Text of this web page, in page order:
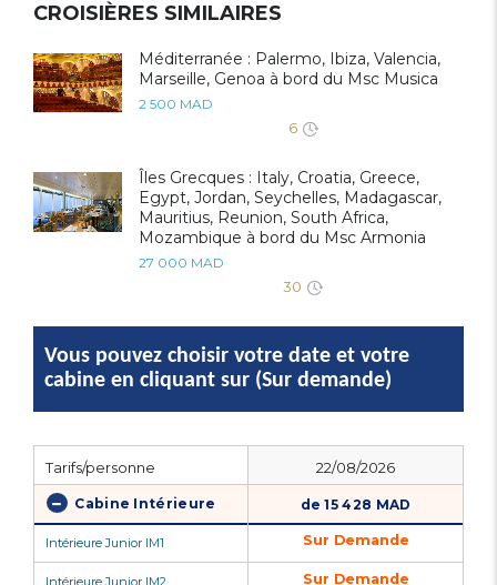
CROISIÈRES SIMILAIRES
Méditerranée : Palermo, Ibiza, Valencia,
Marseille, Genoa à bord du Msc Musica
2 500 MAD
6
Îles Grecques : Italy, Croatia, Greece,
Egypt, Jordan, Seychelles, Madagascar,
Mauritius, Reunion, South Africa,
Mozambique à bord du Msc Armonia
27 000 MAD
30
Vous pouvez choisir votre date et votre
cabine en cliquant sur (Sur demande)
Tarifs/personne
Cabine Intérieure
Intérieure Junior IM1
22/08/2026
de 15 428 MAD
Sur Demande
Sur Demande